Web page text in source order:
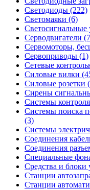
Светодиоды (222)
Светомаяки (6)
Светосигнальные
Серводвигатели
Сервомоторы,
Сервоприводы (1)
Сетевые
Силовые вилки
Силовые розетки
Сирены
Системы
Системы поиска
(3)
Системы
Соединения
Соединения
Специальные
Средства и блоки
Станции
Станции